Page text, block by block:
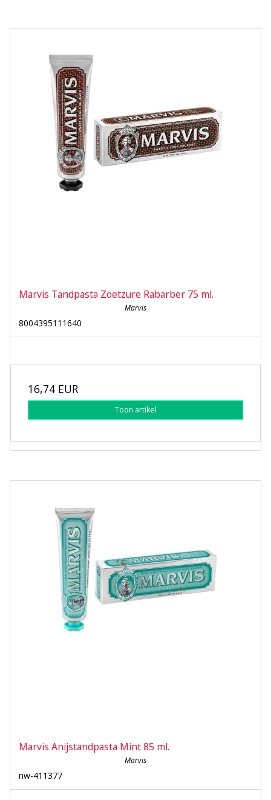
Marvis Tandpasta Zoetzure Rabarber 75 ml.
Marvis
8004395111640
16,74 EUR
Toon artikel
Marvis Anijstandpasta Mint 85 ml.
Marvis
nw-411377